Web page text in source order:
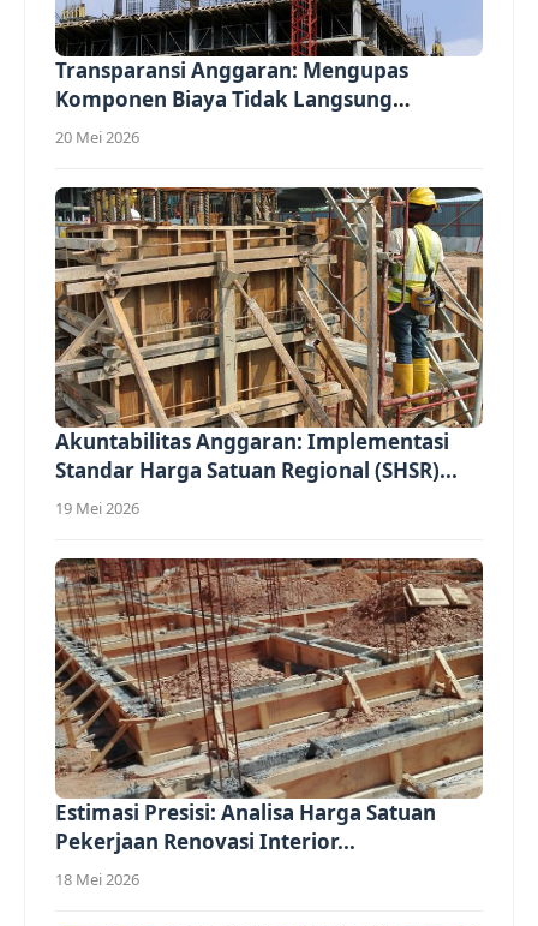
Transparansi Anggaran: Mengupas
Komponen Biaya Tidak Langsung
(Overhead)...
20 Mei 2026
Akuntabilitas Anggaran: Implementasi
Standar Harga Satuan Regional (SHSR)...
19 Mei 2026
Estimasi Presisi: Analisa Harga Satuan
Pekerjaan Renovasi Interior...
18 Mei 2026